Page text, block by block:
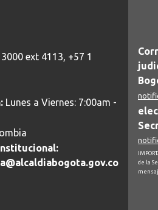
ext 4113, +57 1
Lunes a Viernes: 7:00am -
de la